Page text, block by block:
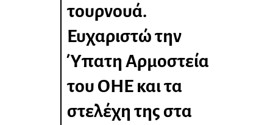
τουρνουά.
Ευχαριστώ την
Ύπατη Αρμοστεία
του ΟΗΕ και τα
στελέχη της στα